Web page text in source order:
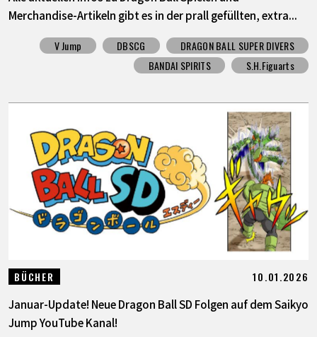
Merchandise-Artikeln gibt es in der prall gefüllten, extra...
V Jump DBSCG
DRAGON BALL SUPER DIVERS
BANDAI SPIRITS
S.H.Figuarts
BÜCHER 10.01.2026
Januar-Update! Neue Dragon Ball SD Folgen auf dem Saikyo
Jump YouTube Kanal!